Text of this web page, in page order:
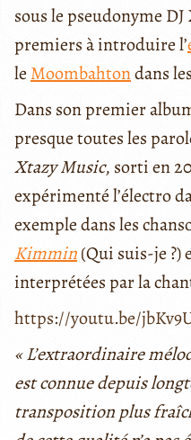
sous le pseudonyme DJ
premiers à introduire l’
le Moombahtondans
Dans son premier
presque toutes les
Xtazy Music, sorti en
expérimenté l’électro
exemple dans les
Kimmin(Qui suis-je ?)
interprétées par la
https://youtu.be/
«L’extraordinaire
est connue depuis
transposition plus